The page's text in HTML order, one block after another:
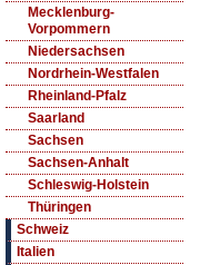
Mecklenburg-
Vorpommern
Niedersachsen
Nordrhein-Westfalen
Rheinland-Pfalz
Saarland
Sachsen
Sachsen-Anhalt
Schleswig-Holstein
Thüringen
Schweiz
Italien